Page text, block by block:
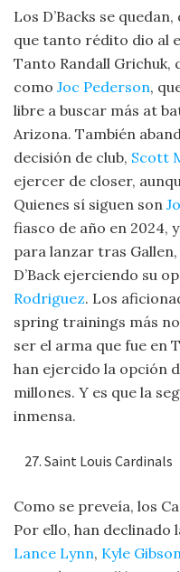
Los D’Backs se
que tanto rédito dio al
Tanto Randall Grichuk,
como Joc Pederson,
libre a buscar más at
Arizona. También
decisión de club, Scott
ejercer de closer,
Quienes sí siguen son
fiasco de año en 2024,
para lanzar tras
D’Back ejerciendo su
Rodriguez. Los
spring trainings más
ser el arma que fue en
han ejercido la opción
millones. Y es que la
inmensa.
Saint Louis Cardinals
Como se preveía, los
Por ello, han declinado
Lance Lynn, Kyle Gibson